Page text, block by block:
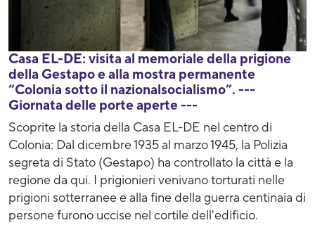
Casa EL-DE: visita al memoriale della prigione
della Gestapo e alla mostra permanente
“Colonia sotto il nazionalsocialismo”. ---
Giornata delle porte aperte ---
Scoprite la storia della Casa EL-DE nel centro di
Colonia: Dal dicembre 1935 al marzo 1945, la Polizia
segreta di Stato (Gestapo) ha controllato la città e la
regione da qui. I prigionieri venivano torturati nelle
prigioni sotterranee e alla fine della guerra centinaia di
persone furono uccise nel cortile dell'edificio.